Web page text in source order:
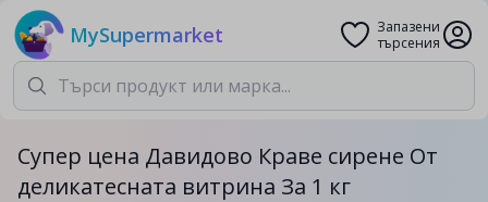
MySupermarket
Запазени
търсения
Супер цена Давидово Краве сирене От
деликатесната витрина За 1 кг